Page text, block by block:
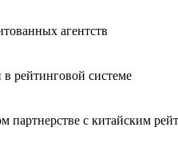
агентств
рейтинговой системе
партнерстве с китайским